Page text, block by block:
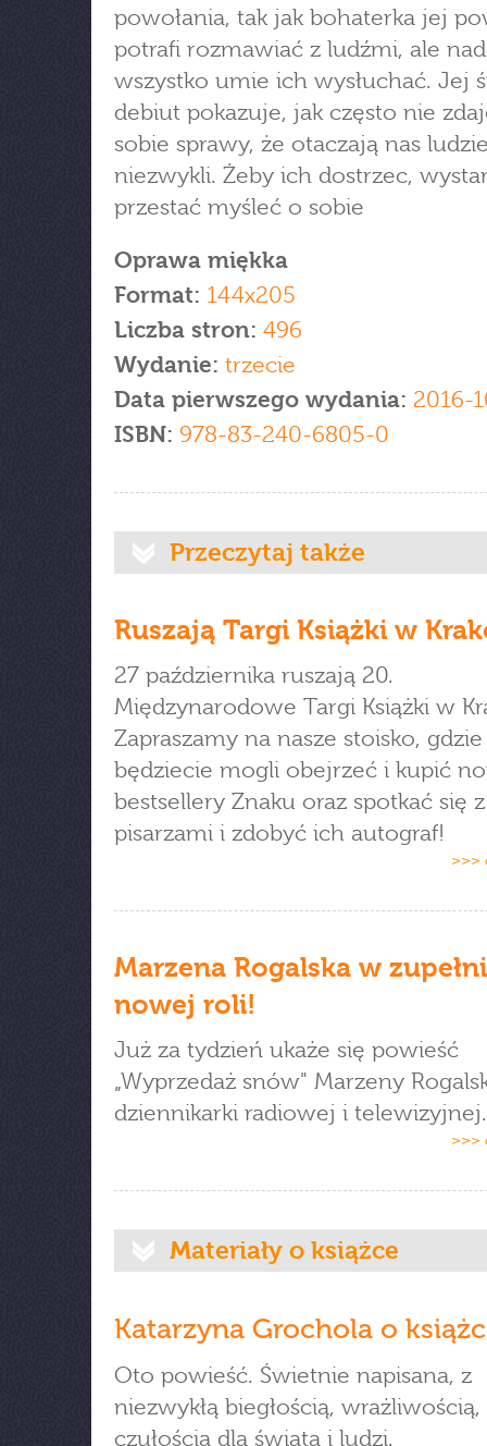
powołania, tak jak bohaterka jej
potrafi rozmawiać z ludźmi, ale
wszystko umie ich wysłuchać. Jej
debiut pokazuje, jak często nie
sobie sprawy, że otaczają nas
niezwykli. Żeby ich dostrzec,
przestać myśleć o sobie
Oprawa miękka
Format: 144x205
Liczba stron: 496
Wydanie: trzecie
Data pierwszego wydania: 2016-
ISBN: 978-83-240-6805-0
Przeczytaj także
Ruszają Targi Książki w
27 października ruszają 20.
Międzynarodowe Targi Książki w
Zapraszamy na nasze stoisko, gdzie
będziecie mogli obejrzeć i kupić
bestsellery Znaku oraz spotkać się z
pisarzami i zdobyć ich autograf!
>>>
Marzena Rogalska w
nowej roli!
Już za tydzień ukaże się powieść
„Wyprzedaż snów" Marzeny
dziennikarki radiowej i telewizyjnej.
>>>
Materiały o książce
Katarzyna Grochola o
Oto powieść. Świetnie napisana, z
niezwykłą biegłością, wrażliwością,
czułością dla świata i ludzi.